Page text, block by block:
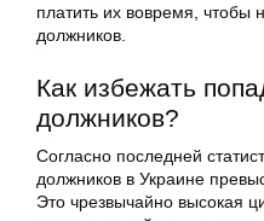
платить их вовремя, чтобы
должников.
Как избежать
должников?
Согласно последней
должников в Украине
Это чрезвычайно высокая